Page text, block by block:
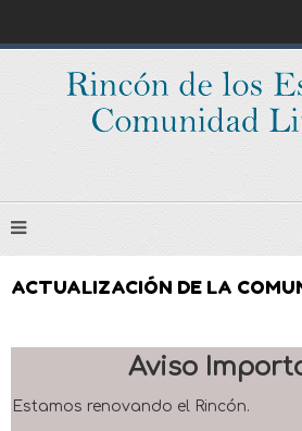
ACTUALIZACIÓN DE LA
Aviso
Estamos renovando el Rincón.